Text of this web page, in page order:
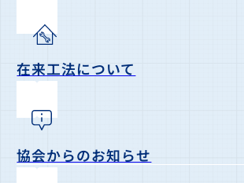
在来工法について
協会からのお知らせ